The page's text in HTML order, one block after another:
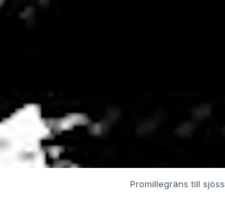
Promillegräns till sjöss